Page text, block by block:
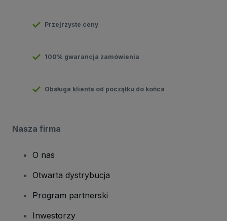
Przejrzyste ceny
100% gwarancja zamówienia
Obsługa klienta od początku do końca
Nasza firma
O nas
Otwarta dystrybucja
Program partnerski
Inwestorzy